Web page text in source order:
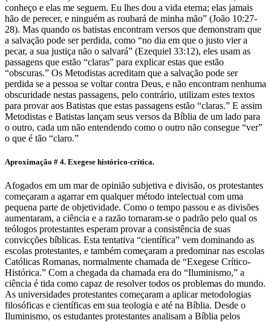
conheço e elas me seguem. Eu lhes dou a vida eterna; elas jamais
hão de perecer, e ninguém as roubará de minha mão” (João 10:27-
28). Mas quando os batistas encontram versos que demonstram que
a salvação pode ser perdida, como “no dia em que o justo vier a
pecar, a sua justiça não o salvará” (Ezequiel 33:12), eles usam as
passagens que estão “claras” para explicar estas que estão
“obscuras.” Os Metodistas acreditam que a salvação pode ser
perdida se a pessoa se voltar contra Deus, e não encontram nenhuma
obscuridade nestas passagens, pelo contrário, utilizam estes textos
para provar aos Batistas que estas passagens estão “claras.” E assim
Metodistas e Batistas lançam seus versos da Bíblia de um lado para
o outro, cada um não entendendo como o outro não consegue “ver”
o que é tão “claro.”
Aproximação # 4. Exegese histórico-crítica.
Afogados em um mar de opinião subjetiva e divisão, os protestantes
começaram a agarrar em qualquer método intelectual com uma
pequena parte de objetividade. Como o tempo passou e as divisões
aumentaram, a ciência e a razão tornaram-se o padrão pelo qual os
teólogos protestantes esperam provar a consistência de suas
convicções bíblicas. Esta tentativa “científica” vem dominando as
escolas protestantes, e também começaram a predominar nas escolas
Católicas Romanas, normalmente chamada de “Exegese Crítico-
Histórica.” Com a chegada da chamada era do “Iluminismo,” a
ciência é tida como capaz de resolver todos os problemas do mundo.
As universidades protestantes começaram a aplicar metodologias
filosóficas e científicas em sua teologia e até na Bíblia. Desde o
Iluminismo, os estudantes protestantes analisam a Bíblia pelos